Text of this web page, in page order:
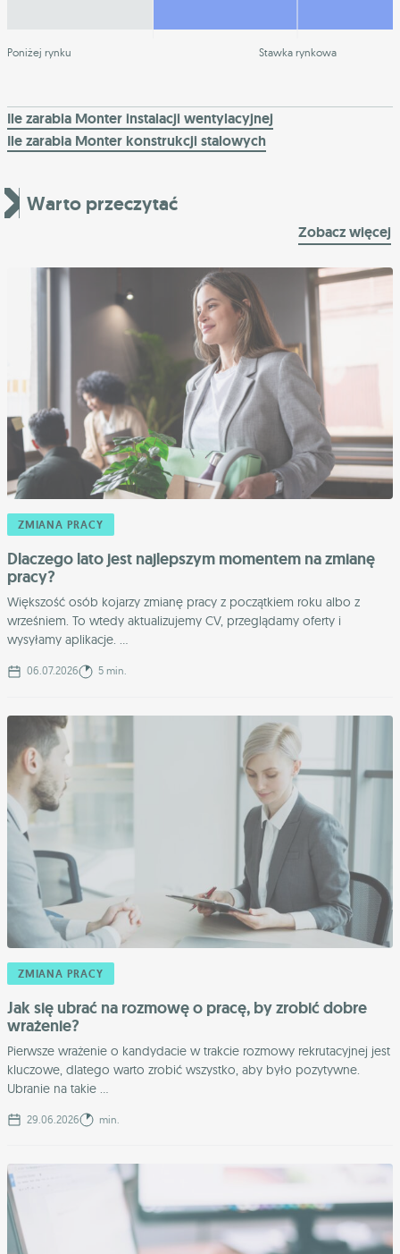
Poniżej rynku Stawka rynkowa
Ile zarabia Monter instalacji wentylacyjnej
Ile zarabia Monter konstrukcji stalowych
Warto przeczytać
Zobacz więcej
ZMIANA PRACY
Dlaczego lato jest najlepszym momentem na zmianę
pracy?
Większość osób kojarzy zmianę pracy z początkiem roku albo z
wrześniem. To wtedy aktualizujemy CV, przeglądamy oferty i
wysyłamy aplikacje. ...
06.07.2026 5 min.
ZMIANA PRACY
Jak się ubrać na rozmowę o pracę, by zrobić dobre
wrażenie?
Pierwsze wrażenie o kandydacie w trakcie rozmowy rekrutacyjnej jest
kluczowe, dlatego warto zrobić wszystko, aby było pozytywne.
Ubranie na takie ...
29.06.2026 min.